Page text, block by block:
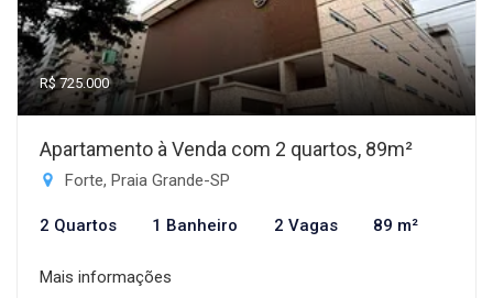
R$ 725.000
Apartamento à Venda com 2 quartos, 89m²
Forte, Praia Grande-SP
2 Quartos 1 Banheiro 2 Vagas 89 m²
Mais informações